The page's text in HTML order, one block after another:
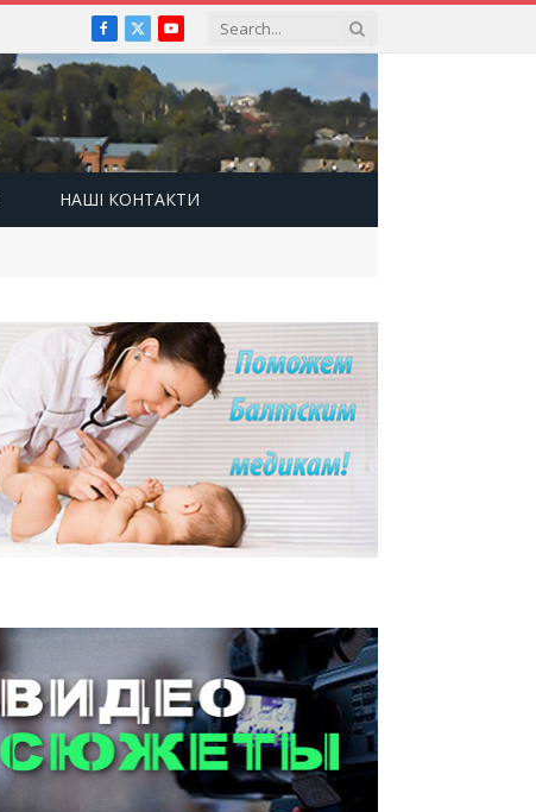
Facebook
X
(Twitter)
YouTube
НАШІ КОНТАКТИ